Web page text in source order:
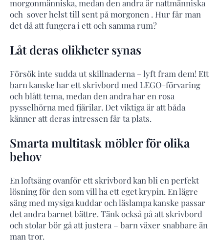
morgonmänniska, medan den andra är nattmänniska
och sover helst till sent på morgonen . Hur får man
det då att fungera i ett och samma rum?
Låt deras olikheter synas
Försök inte sudda ut skillnaderna – lyft fram dem! Ett
barn kanske har ett skrivbord med LEGO-förvaring
och blått tema, medan den andra har en rosa
pysselhörna med fjärilar. Det viktiga är att båda
känner att deras intressen får ta plats.
Smarta multitask möbler för olika
behov
En loftsäng ovanför ett skrivbord kan bli en perfekt
lösning för den som vill ha ett eget krypin. En lägre
säng med mysiga kuddar och läslampa kanske passar
det andra barnet bättre. Tänk också på att skrivbord
och stolar bör gå att justera – barn växer snabbare än
man tror.